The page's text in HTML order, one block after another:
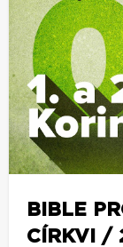
BIBLE
CÍRKVI /